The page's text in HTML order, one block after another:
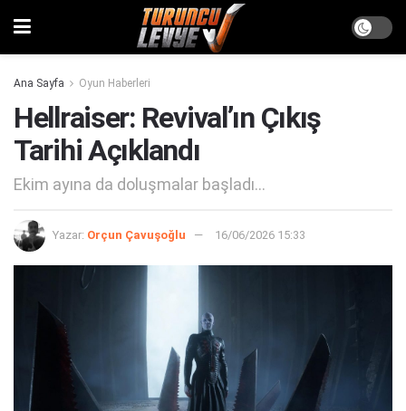
Ana Sayfa Oyun Haberleri
Hellraiser: Revival’ın Çıkış
Tarihi Açıklandı
Ekim ayına da doluşmalar başladı...
Yazar: Orçun Çavuşoğlu 16/06/2026 15:33